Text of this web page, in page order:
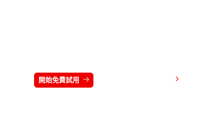
開始免費試用